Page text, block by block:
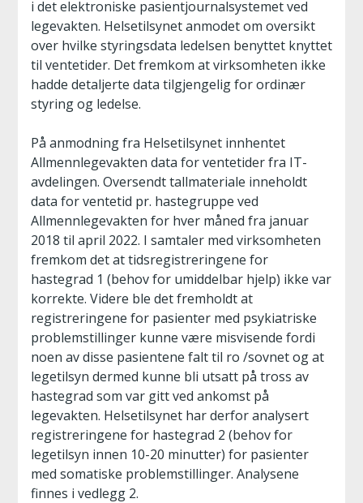
i det elektroniske pasientjournalsystemet ved
legevakten. Helsetilsynet anmodet om oversikt
over hvilke styringsdata ledelsen benyttet knyttet
til ventetider. Det fremkom at virksomheten ikke
hadde detaljerte data tilgjengelig for ordinær
styring og ledelse.
På anmodning fra Helsetilsynet innhentet
Allmennlegevakten data for ventetider fra IT-
avdelingen. Oversendt tallmateriale inneholdt
data for ventetid pr. hastegruppe ved
Allmennlegevakten for hver måned fra januar
2018 til april 2022. I samtaler med virksomheten
fremkom det at tidsregistreringene for
hastegrad 1 (behov for umiddelbar hjelp) ikke var
korrekte. Videre ble det fremholdt at
registreringene for pasienter med psykiatriske
problemstillinger kunne være misvisende fordi
noen av disse pasientene falt til ro /sovnet og at
legetilsyn dermed kunne bli utsatt på tross av
hastegrad som var gitt ved ankomst på
legevakten. Helsetilsynet har derfor analysert
registreringene for hastegrad 2 (behov for
legetilsyn innen 10-20 minutter) for pasienter
med somatiske problemstillinger. Analysene
finnes i vedlegg 2.